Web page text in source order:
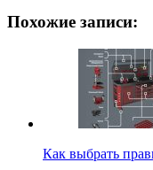
Похожие записи:
Как выбрать